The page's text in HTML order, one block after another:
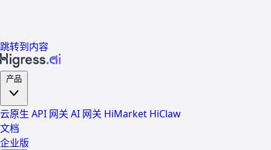
跳转到内容
云原生 API 网关 AI 网关 HiMarket HiClaw
文档
企业版